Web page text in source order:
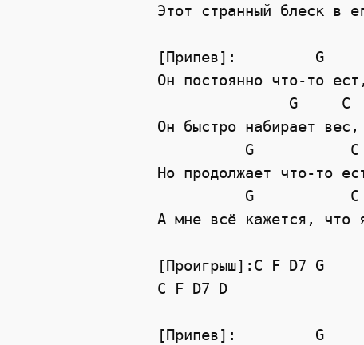
Этот странный блеск в
[Припев]:         G
Он постоянно что-то
G
C
Он быстро набирает
G
C
Но продолжает что-то
G
C
А мне всё кажется, что
[Проигрыш]:C F D7 G
C
F D7 D
[Припев]:         G